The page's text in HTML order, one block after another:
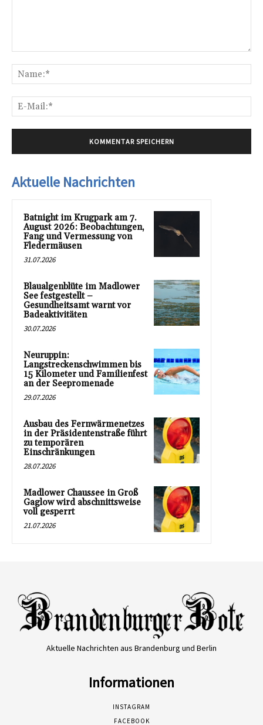
Aktuelle Nachrichten
Batnight im Krugpark am 7.
August 2026: Beobachtungen,
Fang und Vermessung von
Fledermäusen
31.07.2026
Blaualgenblüte im Madlower
See festgestellt –
Gesundheitsamt warnt vor
Badeaktivitäten
30.07.2026
Neuruppin:
Langstreckenschwimmen bis
15 Kilometer und Familienfest
an der Seepromenade
29.07.2026
Ausbau des Fernwärmenetzes
in der Präsidentenstraße führt
zu temporären
Einschränkungen
28.07.2026
Madlower Chaussee in Groß
Gaglow wird abschnittsweise
voll gesperrt
21.07.2026
Aktuelle Nachrichten aus Brandenburg und Berlin
Informationen
INSTAGRAM
FACEBOOK